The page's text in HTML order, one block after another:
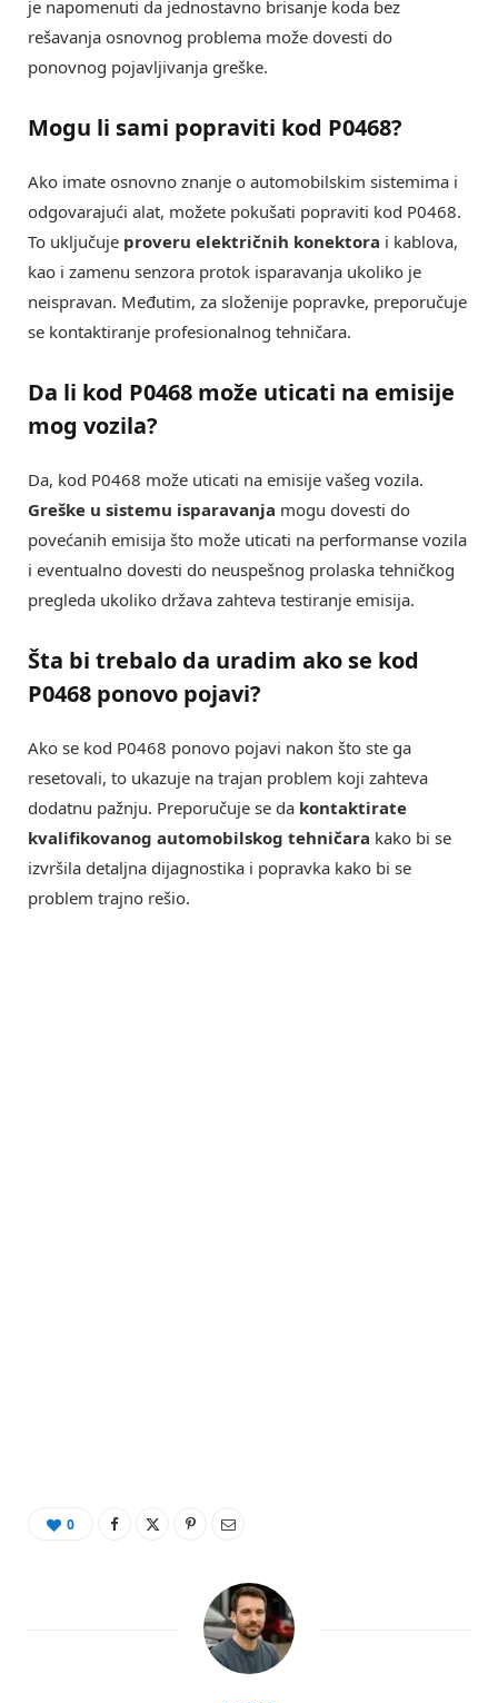
je napomenuti da jednostavno brisanje koda bez
rešavanja osnovnog problema može dovesti do
ponovnog pojavljivanja greške.
Mogu li sami popraviti kod P0468?
Ako imate osnovno znanje o automobilskim sistemima i
odgovarajući alat, možete pokušati popraviti kod P0468.
To uključuje proveru električnih konektora i kablova,
kao i zamenu senzora protok isparavanja ukoliko je
neispravan. Međutim, za složenije popravke, preporučuje
se kontaktiranje profesionalnog tehničara.
Da li kod P0468 može uticati na emisije
mog vozila?
Da, kod P0468 može uticati na emisije vašeg vozila.
Greške u sistemu isparavanja mogu dovesti do
povećanih emisija što može uticati na performanse vozila
i eventualno dovesti do neuspešnog prolaska tehničkog
pregleda ukoliko država zahteva testiranje emisija.
Šta bi trebalo da uradim ako se kod
P0468 ponovo pojavi?
Ako se kod P0468 ponovo pojavi nakon što ste ga
resetovali, to ukazuje na trajan problem koji zahteva
dodatnu pažnju. Preporučuje se da kontaktirate
kvalifikovanog automobilskog tehničara kako bi se
izvršila detaljna dijagnostika i popravka kako bi se
problem trajno rešio.
0